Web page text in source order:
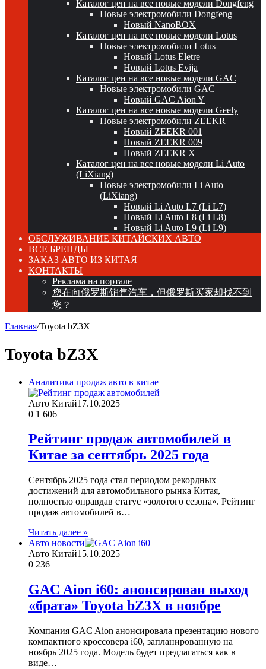
Каталог цен на все новые модели Dongfeng
Новые электромобили Dongfeng
Новый NanoBOX
Каталог цен на все новые модели Lotus
Новые электромобили Lotus
Новый Lotus Eletre
Новый Lotus Evija
Каталог цен на все новые модели GAC
Новые электромобили GAC
Новый GAC Aion Y
Каталог цен на все новые модели Geely
Новые электромобили ZEEKR
Новый ZEEKR 001
Новый ZEEKR 009
Новый ZEEKR X
Каталог цен на все новые модели Li Auto
(LiXiang)
Новые электромобили Li Auto
(LiXiang)
Новый Li Auto L7 (Li L7)
Новый Li Auto L8 (Li L8)
Новый Li Auto L9 (Li L9)
ОБСЛУЖИВАНИЕ КИТАЙСКИХ АВТО
ВСЕ БРЕНДЫ
ЗАКАЗ АВТО ИЗ КИТАЯ
КОНТАКТЫ
Реклама на портале
您在向俄罗斯销售汽车，但俄罗斯买家却找不到
您？
Главная/Toyota bZ3X
Toyota bZ3X
Аналитика продаж авто в китае
Авто Китай17.10.2025
0 1 606
Рейтинг продаж автомобилей в
Китае за сентябрь 2025 года
Сентябрь 2025 года стал периодом рекордных
достижений для автомобильного рынка Китая,
полностью оправдав статус «золотого сезона». Рейтинг
продаж автомобилей в…
Читать далее »
Авто новости
Авто Китай15.10.2025
0 236
GAC Aion i60: анонсирован выход
«брата» Toyota bZ3X в ноябре
Компания GAC Aion анонсировала презентацию нового
компактного кроссовера i60, запланированную на
ноябрь 2025 года. Модель будет предлагаться как в
виде…